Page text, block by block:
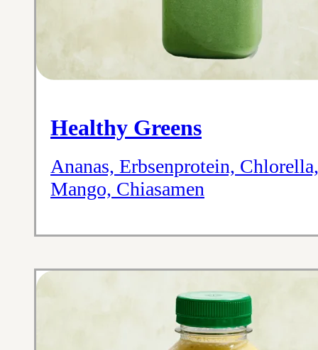
Healthy Greens
Ananas, Erbsen­protein,
Mango, Chiasamen